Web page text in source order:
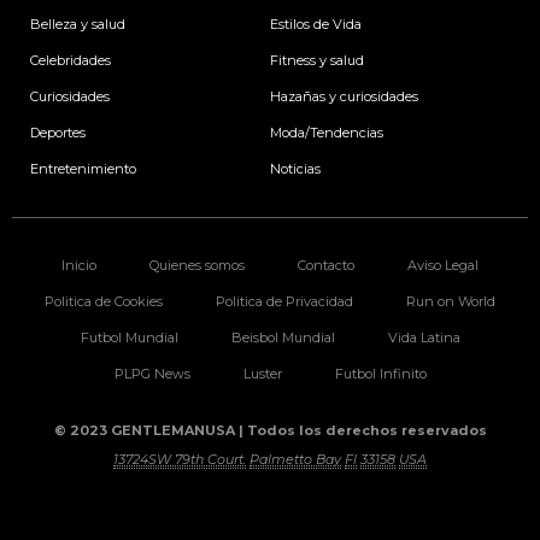
n
Belleza y salud
Celebridades
Curiosidades
Deportes
Entretenimiento
Estilos de Vida
Fitness y salud
Hazañas y curiosidades
Moda/Tendencias
Noticias
Inicio Quienes somos Contacto Aviso Legal
Politica de Cookies Politica de Privacidad Run on World
Futbol Mundial Beisbol Mundial Vida Latina
PLPG News Luster Futbol Infinito
© 2023 GENTLEMANUSA | Todos los derechos reservados
13724SW 79th Court. Palmetto Bay Fl 33158 USA